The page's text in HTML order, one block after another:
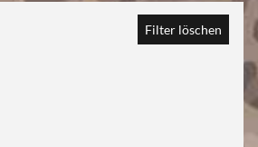
Filter löschen